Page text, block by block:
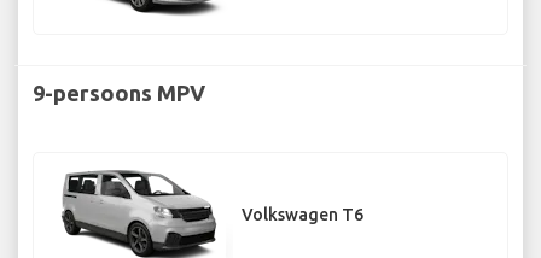
9-persoons MPV
Volkswagen T6